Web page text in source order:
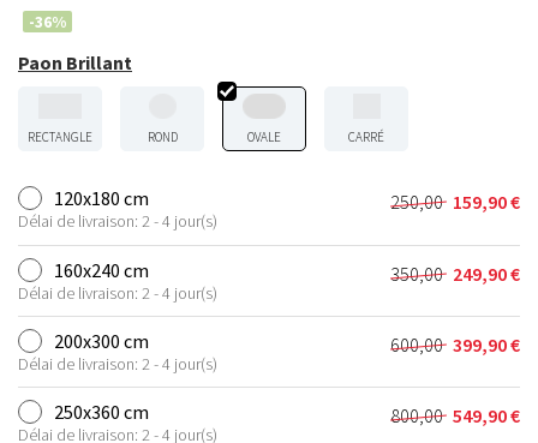
-36%
Paon Brillant
RECTANGLE ROND OVALE CARRÉ
120x180 cm
Délai de livraison: 2 - 4 jour(s)
250,00
Le
prix
initial
était :
250,00 €.
159,90€
Le
prix
actuel
est :
159,90 €.
160x240 cm
Délai de livraison: 2 - 4 jour(s)
350,00
Le
prix
initial
était :
350,00 €.
249,90€
Le
prix
actuel
est :
249,90 €.
200x300 cm
Délai de livraison: 2 - 4 jour(s)
600,00
Le
prix
initial
était :
399,90€
Le
prix
actuel
est :
250x360 cm
Délai de livraison: 2 - 4 jour(s)
800,00
Le 549,90€
Le